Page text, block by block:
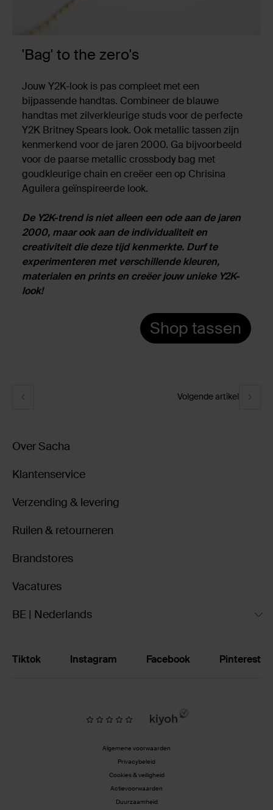
'Bag' to the zero's
Jouw Y2K-look is pas compleet met een
bijpassende handtas. Combineer de blauwe
handtas met zilverkleurige studs voor de perfecte
Y2K Britney Spears look. Ook metallic tassen zijn
kenmerkend voor de jaren 2000. Ga bijvoorbeeld
voor de paarse metallic crossbody bag met
goudkleurige chain en creëer een op Chrisina
Aguilera geïnspireerde look.
De Y2K-trend is niet alleen een ode aan de jaren
2000, maar ook aan de individualiteit en
creativiteit die deze tijd kenmerkte. Durf te
experimenteren met verschillende kleuren,
materialen en prints en creëer jouw unieke Y2K-
look!
Shop tassen
Volgende artikel
Over Sacha
Klantenservice
Verzending & levering
Ruilen & retourneren
Brandstores
Vacatures
BE | Nederlands
Tiktok Instagram Facebook Pinterest
Algemene voorwaarden
Privacybeleid
Cookies & veiligheid
Actievoorwaarden
Duurzaamheid